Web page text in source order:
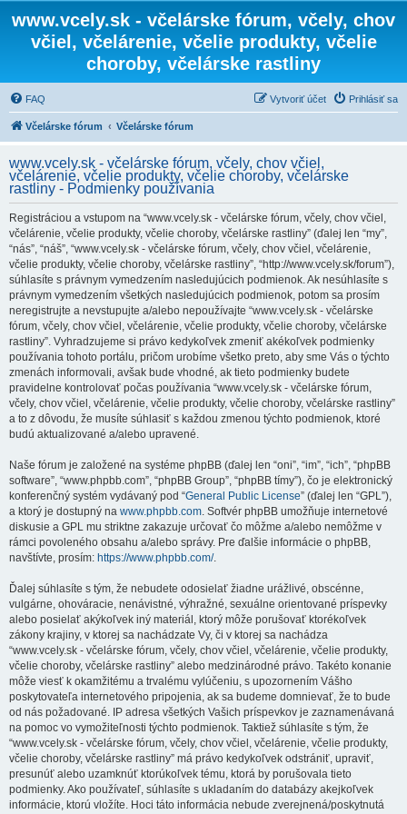
www.vcely.sk - včelárske fórum, včely, chov
včiel, včelárenie, včelie produkty, včelie
choroby, včelárske rastliny
FAQ Prihlásiť sa
Vytvoriť účet
Včelárske fórum Včelárske fórum
www.vcely.sk - včelárske fórum, včely, chov včiel,
včelárenie, včelie produkty, včelie choroby, včelárske
rastliny - Podmienky používania
Registráciou a vstupom na “www.vcely.sk - včelárske fórum, včely, chov včiel,
včelárenie, včelie produkty, včelie choroby, včelárske rastliny” (ďalej len “my”,
“nás”, “náš”, “www.vcely.sk - včelárske fórum, včely, chov včiel, včelárenie,
včelie produkty, včelie choroby, včelárske rastliny”, “http://www.vcely.sk/forum”),
súhlasíte s právnym vymedzením nasledujúcich podmienok. Ak nesúhlasíte s
právnym vymedzením všetkých nasledujúcich podmienok, potom sa prosím
neregistrujte a nevstupujte a/alebo nepoužívajte “www.vcely.sk - včelárske
fórum, včely, chov včiel, včelárenie, včelie produkty, včelie choroby, včelárske
rastliny”. Vyhradzujeme si právo kedykoľvek zmeniť akékoľvek podmienky
používania tohoto portálu, pričom urobíme všetko preto, aby sme Vás o týchto
zmenách informovali, avšak bude vhodné, ak tieto podmienky budete
pravidelne kontrolovať počas používania “www.vcely.sk - včelárske fórum,
včely, chov včiel, včelárenie, včelie produkty, včelie choroby, včelárske rastliny”
a to z dôvodu, že musíte súhlasiť s každou zmenou týchto podmienok, ktoré
budú aktualizované a/alebo upravené.
Naše fórum je založené na systéme phpBB (ďalej len “oni”, “im”, “ich”, “phpBB
software”, “www.phpbb.com”, “phpBB Group”, “phpBB tímy”), čo je elektronický
konferenčný systém vydávaný pod “General Public License” (ďalej len “GPL”),
a ktorý je dostupný na www.phpbb.com. Softvér phpBB umožňuje internetové
diskusie a GPL mu striktne zakazuje určovať čo môžme a/alebo nemôžme v
rámci povoleného obsahu a/alebo správy. Pre ďalšie informácie o phpBB,
navštívte, prosím: https://www.phpbb.com/.
Ďalej súhlasíte s tým, že nebudete odosielať žiadne urážlivé, obscénne,
vulgárne, ohováracie, nenávistné, výhražné, sexuálne orientované príspevky
alebo posielať akýkoľvek iný materiál, ktorý môže porušovať ktorékoľvek
zákony krajiny, v ktorej sa nachádzate Vy, či v ktorej sa nachádza
“www.vcely.sk - včelárske fórum, včely, chov včiel, včelárenie, včelie produkty,
včelie choroby, včelárske rastliny” alebo medzinárodné právo. Takéto konanie
môže viesť k okamžitému a trvalému vylúčeniu, s upozornením Vášho
poskytovateľa internetového pripojenia, ak sa budeme domnievať, že to bude
od nás požadované. IP adresa všetkých Vašich príspevkov je zaznamenávaná
na pomoc vo vymožiteľnosti týchto podmienok. Taktiež súhlasíte s tým, že
“www.vcely.sk - včelárske fórum, včely, chov včiel, včelárenie, včelie produkty,
včelie choroby, včelárske rastliny” má právo kedykoľvek odstrániť, upraviť,
presunúť alebo uzamknúť ktorúkoľvek tému, ktorá by porušovala tieto
podmienky. Ako používateľ, súhlasíte s ukladaním do databázy akejkoľvek
informácie, ktorú vložíte. Hoci táto informácia nebude zverejnená/poskytnutá